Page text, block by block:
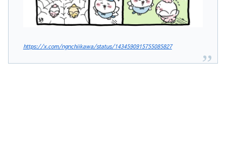
https://x.com/ngnchiikawa/status/1434590915755085827